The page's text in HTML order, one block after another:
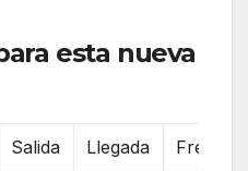
esta nueva
Salida Llegada